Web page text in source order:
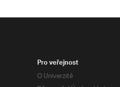
Pro veřejnost
O Univerzitě